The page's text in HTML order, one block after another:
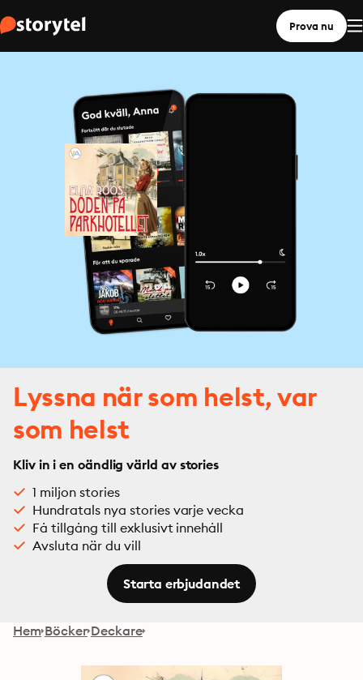
Prova nu
Lyssna när som helst, var
som helst
Kliv in i en oändlig värld av stories
1 miljon stories
Hundratals nya stories varje vecka
Få tillgång till exklusivt innehåll
Avsluta när du vill
Starta erbjudandet
Hem Böcker Deckare